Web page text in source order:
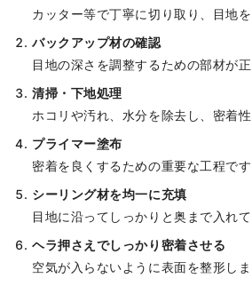
カッター等で丁寧に切り取り、目地を
バックアップ材の確認
目地の深さを調整するための部材が正
清掃・下地処理
ホコリや汚れ、水分を除去し、密着性
プライマー塗布
密着を良くするための重要な工程です
シーリング材を均一に充填
目地に沿ってしっかりと奥まで入れて
ヘラ押さえでしっかり密着させる
空気が入らないように表面を整形しま